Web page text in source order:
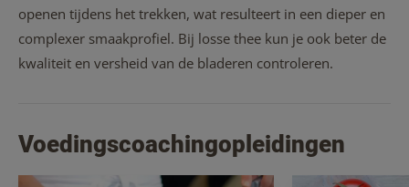
openen tijdens het trekken, wat resulteert in een dieper en
complexer smaakprofiel. Bij losse thee kun je ook beter de
kwaliteit en versheid van de bladeren controleren.
Voedingscoachingopleidingen